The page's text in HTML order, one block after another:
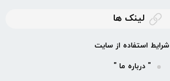
لینک ها
شرایط استفاده از سایت
" درباره ما "